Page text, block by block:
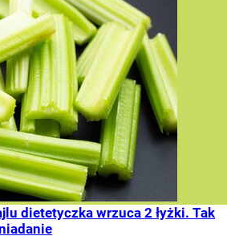
dietetyczka wrzuca 2 łyżki. Tak